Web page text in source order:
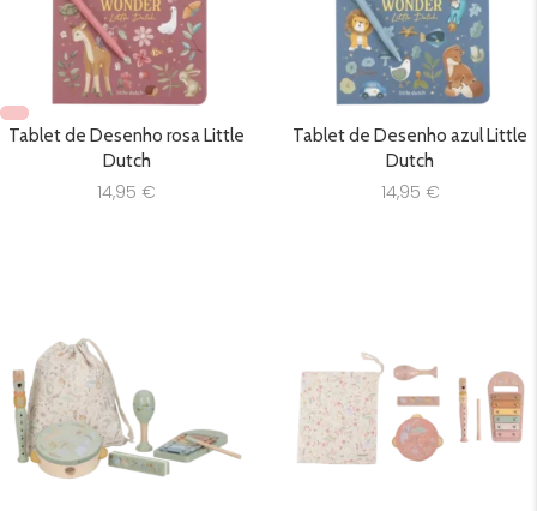
Tablet de Desenho rosa Little
Dutch
14,95 €
Tablet de Desenho azul Little
Dutch
14,95 €